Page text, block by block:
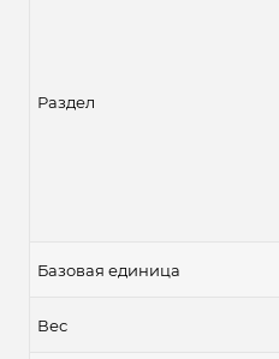
Раздел
Базовая единица
Вес